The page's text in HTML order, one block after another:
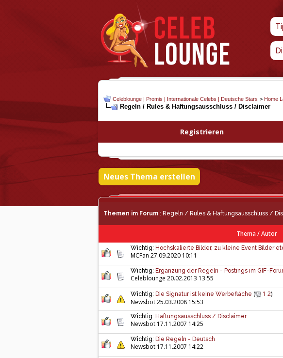
Celeblounge | Promis | Internationale Celebs | Deutsche Stars > Home
Regeln / Rules & Haftungsausschluss / Disclaimer
Registrieren
Neues Thema erstellen
Themen im Forum : Regeln / Rules & Haftungsausschluss /
Thema/Autor
Wichtig: Hochskalierte Bilder, zu kleine Event Bilder
MCFan 27.09.2020 10:11
Wichtig: Ergänzung der Regeln - Postings im GIF-
Celeblounge 20.02.2013 13:55
Wichtig: Die Signatur ist keine Werbefläche ( 1 2)
Newsbot 25.03.2008 15:53
Wichtig: Haftungsausschluss / Disclaimer
Newsbot 17.11.2007 14:25
Wichtig: Die Regeln - Deutsch
Newsbot 17.11.2007 14:22